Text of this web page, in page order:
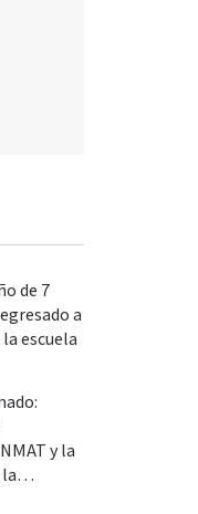
de 7
a
escuela
y la